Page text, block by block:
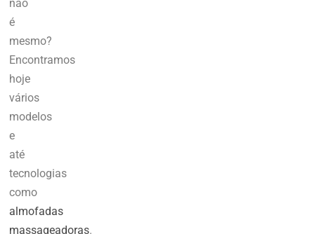
não
é
mesmo?
Encontramos
hoje
vários
modelos
e
até
tecnologias
como
almofadas
massageadoras.